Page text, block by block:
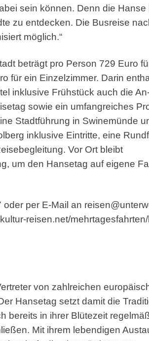
sein können. Denn die Hanse
zu entdecken. Die Busreise
möglich.“
beträgt pro Person 729 Euro
für ein Einzelzimmer. Darin
inklusive Frühstück auch die
sowie ein umfangreiches
Stadtführung in Swinemünde
inklusive Eintritte, eine
Vor Ort bleibt
um den Hansetag auf eigene
per E-Mail an
reisen.net/
von zahlreichen
Hansetag setzt damit die
bereits in ihrer Blütezeit
Mit ihrem lebendigen